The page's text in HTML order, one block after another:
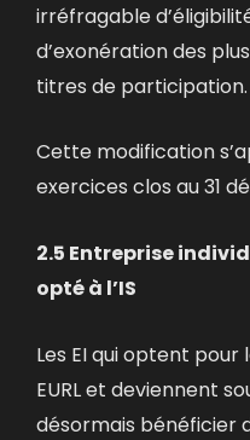
irréfragable
d’exonération des
titres de participation.
Cette modification
exercices clos au 31
2.5 Entreprise
opté à l’IS
Les EI qui optent
EURL et deviennent
désormais bénéficier